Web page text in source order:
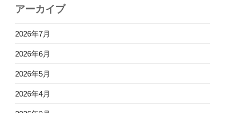
アーカイブ
2026年7月
2026年6月
2026年5月
2026年4月